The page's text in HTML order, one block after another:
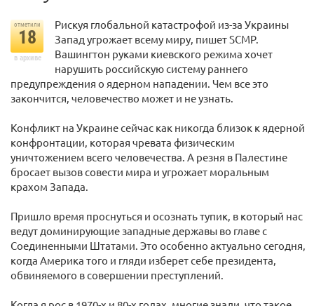
отметили
18
в архиве
Рискуя глобальной катастрофой из-за Украины
Запад угрожает всему миру, пишет SCMP.
Вашингтон руками киевского режима хочет
нарушить российскую систему раннего
предупреждения о ядерном нападении. Чем все это
закончится, человечество может и не узнать.
Конфликт на Украине сейчас как никогда близок к ядерной
конфронтации, которая чревата физическим
уничтожением всего человечества. А резня в Палестине
бросает вызов совести мира и угрожает моральным
крахом Запада.
Пришло время проснуться и осознать тупик, в который нас
ведут доминирующие западные державы во главе с
Соединенными Штатами. Это особенно актуально сегодня,
когда Америка того и гляди изберет себе президента,
обвиняемого в совершении преступлений.